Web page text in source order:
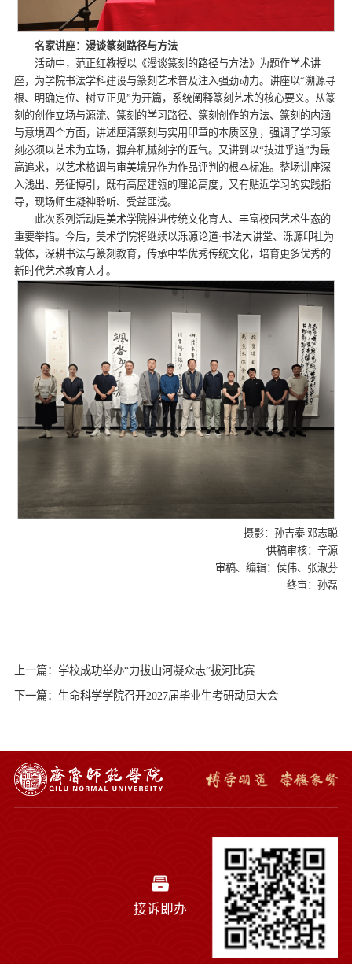
名家讲座：漫谈篆刻路径与方法
活动中，范正红教授以《漫谈篆刻的路径与方法》为题作学术讲
座，为学院书法学科建设与篆刻艺术普及注入强劲动力。讲座以“溯源寻
根、明确定位、树立正见”为开篇，系统阐释篆刻艺术的核心要义。从篆
刻的创作立场与源流、篆刻的学习路径、篆刻创作的方法、篆刻的内涵
与意境四个方面，讲述厘清篆刻与实用印章的本质区别，强调了学习篆
刻必须以艺术为立场，摒弃机械刻字的匠气。又讲到以“技进乎道”为最
高追求，以艺术格调与审美境界作为作品评判的根本标准。整场讲座深
入浅出、旁征博引，既有高屋建瓴的理论高度，又有贴近学习的实践指
导，现场师生凝神聆听、受益匪浅。
此次系列活动是美术学院推进传统文化育人、丰富校园艺术生态的
重要举措。今后，美术学院将继续以泺源论道·书法大讲堂、泺源印社为
载体，深耕书法与篆刻教育，传承中华优秀传统文化，培育更多优秀的
新时代艺术教育人才。
摄影：孙吉泰 邓志聪
供稿审核：辛源
审稿、编辑：侯伟、张淑芬
终审：孙磊
上一篇：学校成功举办“力拔山河凝众志”拔河比赛
下一篇：生命科学学院召开2027届毕业生考研动员大会
接诉即办